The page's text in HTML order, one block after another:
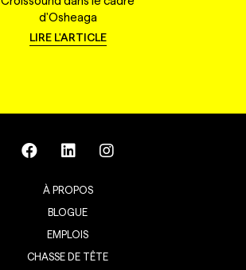
d'Osheaga
LIRE L'ARTICLE
À PROPOS
BLOGUE
EMPLOIS
CHASSE DE TÊTE